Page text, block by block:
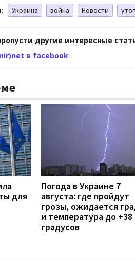
Украина война Новости
другие интересные
в facebook
для
Погода в Украине 7
августа: где пройдут
грозы, ожидается
и температура до +38
градусов